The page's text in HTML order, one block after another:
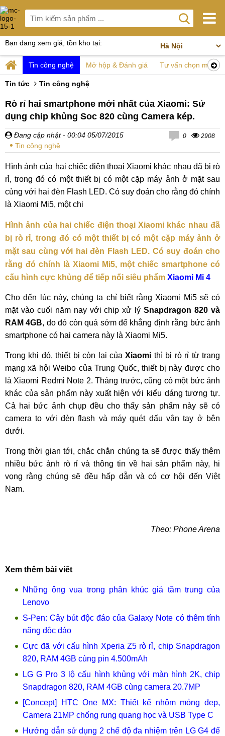
Bạn đang xem giá, tồn kho tại:
Tin công nghệ Mở hộp & Đánh giá Tư vấn chọn mua
Tin tức Tin công nghệ
Rò rỉ hai smartphone mới nhất của Xiaomi: Sử
dụng chip khủng Soc 820 cùng Camera kép.
Đang cập nhật - 00:04 05/07/2015
Tin công nghệ
0 2908
Hình ảnh của hai chiếc điện thoại Xiaomi khác nhau đã bị rò
rỉ, trong đó có một thiết bị có một cặp máy ảnh ở mặt sau
cùng với hai đèn Flash LED. Có suy đoán cho rằng đó chính
là Xiaomi Mi5, một chi
Hình ảnh của hai chiếc điện thoại Xiaomi khác nhau đã
bị rò rỉ, trong đó có một thiết bị có một cặp máy ảnh ở
mặt sau cùng với hai đèn Flash LED. Có suy đoán cho
rằng đó chính là Xiaomi Mi5, một chiếc smartphone có
cấu hình cực khủng để tiếp nối siêu phẩm Xiaomi Mi 4
Cho đến lúc này, chúng ta chỉ biết rằng Xiaomi Mi5 sẽ có
mặt vào cuối năm nay với chip xử lýSnapdragon 820 và
RAM 4GB, do đó còn quá sớm để khẳng định rằng bức ảnh
smartphone có hai camera này là Xiaomi Mi5.
Trong khi đó, thiết bị còn lại củaXiaomi thì bị rò rỉ từ trang
mạng xã hội Weibo của Trung Quốc, thiết bị này được cho
là Xiaomi Redmi Note 2. Tháng trước, cũng có một bức ảnh
khác của sản phẩm này xuất hiện với kiểu dáng tương tự.
Cả hai bức ảnh chụp đều cho thấy sản phẩm này sẽ có
camera to với đèn flash và máy quét dấu vân tay ở bên
dưới.
Trong thời gian tới, chắc chắn chúng ta sẽ được thấy thêm
nhiều bức ảnh rò rỉ và thông tin về hai sản phẩm này, hi
vọng rằng chúng sẽ đều hấp dẫn và có cơ hội đến Việt
Nam.
Theo: Phone Arena
Xem thêm bài viết
Những ông vua trong phân khúc giá tầm trung của
Lenovo
S-Pen: Cây bút độc đáo của Galaxy Note có thêm tính
năng độc đáo
Cực đã với cấu hình Xperia Z5 rò rỉ, chip Snapdragon
820, RAM 4GB cùng pin 4.500mAh
LG G Pro 3 lộ cấu hình khủng với màn hình 2K, chip
Snapdragon 820, RAM 4GB cùng camera 20.7MP
[Concept] HTC One MX: Thiết kế nhôm mỏng đẹp,
Camera 21MP chống rung quang học và USB Type C
Hướng dẫn sử dụng 2 chế độ đa nhiệm trên LG G4 để